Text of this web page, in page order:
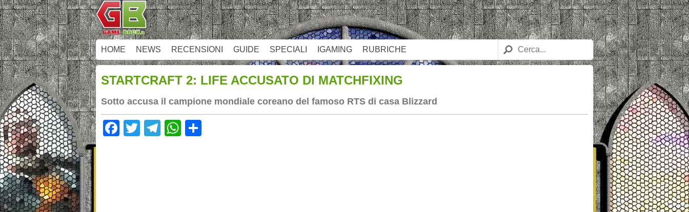
HOME NEWS RECENSIONI GUIDE SPECIALI IGAMING RUBRICHE
STARTCRAFT 2: LIFE ACCUSATO DI MATCHFIXING
Sotto accusa il campione mondiale coreano del famoso RTS di casa Blizzard
Facebook
TwitterTelegram
WhatsApp